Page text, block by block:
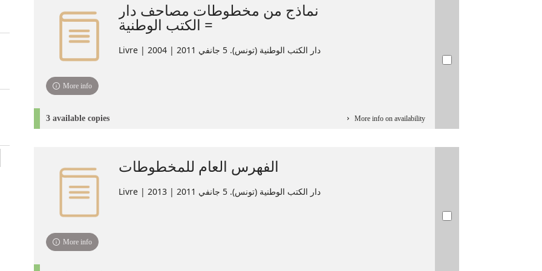
نماذج من مخطوطات مصاحف دار
الكتب الوطنية‏ =
Livre | دار الكتب الوطنية (تونس). 5 جانفي 2011 | 2004
More info
3 available copies More info on availability
الفهرس العام للمخطوطات
Livre | دار الكتب الوطنية (تونس). 5 جانفي 2011 | 2013
More info